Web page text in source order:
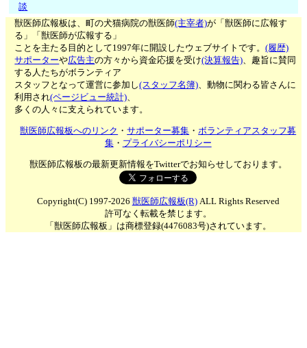
談
獣医師広報板は、町の犬猫病院の獣医師(主宰者)が「獣医師に広報す
る」「獣医師が広報する」
ことを主たる目的として1997年に開設したウェブサイトです。(履歴)
サポーターや広告主の方々から資金応援を受け(決算報告)、趣旨に賛同
する人たちがボランティア
スタッフとなって運営に参加し(スタッフ名簿)、動物に関わる皆さんに
利用され(ページビュー統計)、
多くの人々に支えられています。
獣医師広報板へのリンク ・サポーター募集 ・ボランティアスタッフ募
集・ プライバシーポリシー
獣医師広報板の最新更新情報をTwitterでお知らせしております。
Copyright(C) 1997-2026 獣医師広報板(R)ALL Rights Reserved
許可なく転載を禁じます。
「獣医師広報板」は商標登録(4476083号)されています。